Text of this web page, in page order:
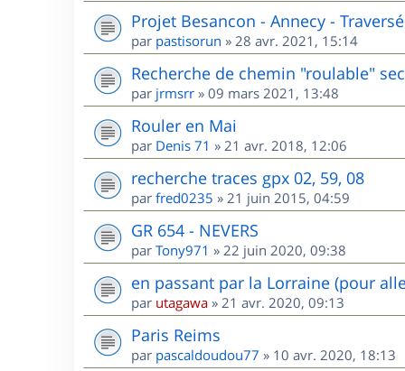
Projet Besancon - Annecy -
par pastisorun » 28 avr. 2021, 15:14
Recherche de chemin "roulable"
par jrmsrr » 09 mars 2021, 13:48
Rouler en Mai
par Denis 71 » 21 avr. 2018, 12:06
recherche traces gpx 02, 59, 08
par fred0235 » 21 juin 2015, 04:59
GR 654 - NEVERS
par Tony971 » 22 juin 2020, 09:38
en passant par la Lorraine (pour
par utagawa » 21 avr. 2020, 09:13
Paris Reims
par pascaldoudou77 » 10 avr. 2020, 18:13